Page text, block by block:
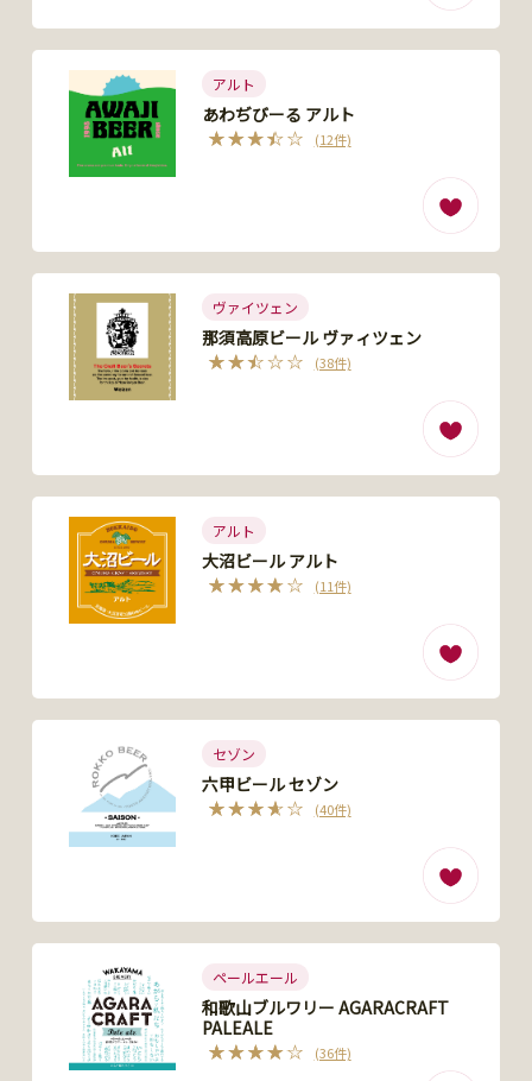
アルト
あわぢびーる アルト
(12件)
ヴァイツェン
那須高原ビール ヴァィツェン
(38件)
アルト
大沼ビール アルト
(11件)
セゾン
六甲ビール セゾン
(40件)
ペールエール
和歌山ブルワリー AGARACRAFT
PALEALE
(36件)